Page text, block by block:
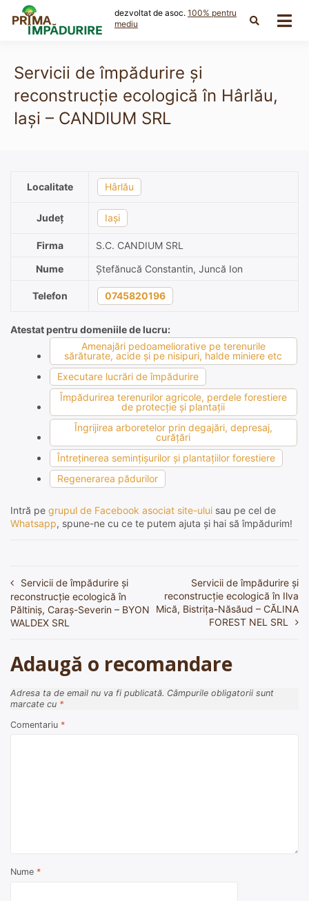
content
dezvoltat de asoc. 100% pentru
mediu
Servicii de împădurire și
reconstrucție ecologică în Hârlău,
Iași – CANDIUM SRL
Localitate Hârlău
Județ Iași
Firma
S.C. CANDIUM SRL
Nume
Ștefănucă Constantin, Juncă Ion
Telefon 0745820196
Atestat pentru domeniile de lucru:
Amenajări pedoameliorative pe terenurile
sărăturate, acide şi pe nisipuri, halde miniere etc
Executare lucrări de împădurire
Împădurirea terenurilor agricole, perdele forestiere
de protecţie şi plantaţii
Îngrijirea arboretelor prin degajări, depresaj,
curăţări
Întreţinerea seminţişurilor şi plantaţiilor forestiere
Regenerarea pădurilor
Intră pe grupul de Facebook asociat site-ului sau pe cel de
Whatsapp, spune-ne cu ce te putem ajuta și hai să împădurim!
Navigare
în
articole
Servicii de împădurire și
reconstrucție ecologică în
Păltiniș, Caraș-Severin – BYON
WALDEX SRL
Servicii de împădurire și
reconstrucție ecologică în Ilva
Mică, Bistrița-Năsăud – CĂLINA
FOREST NEL SRL
Adaugă o recomandare
Adresa ta de email nu va fi publicată. Câmpurile obligatorii sunt
marcate cu *
Comentariu *
Nume *